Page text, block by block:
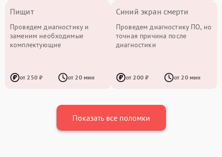
Пищит
Проведем диагностику и
заменим необходимые
комплектующие
от 250 ₽ от 20 мин
Синий экран смерти
Проведем диагностику ПО, но
точная причина после
диагностики
от 200 ₽ от 20 мин
Показать все поломки